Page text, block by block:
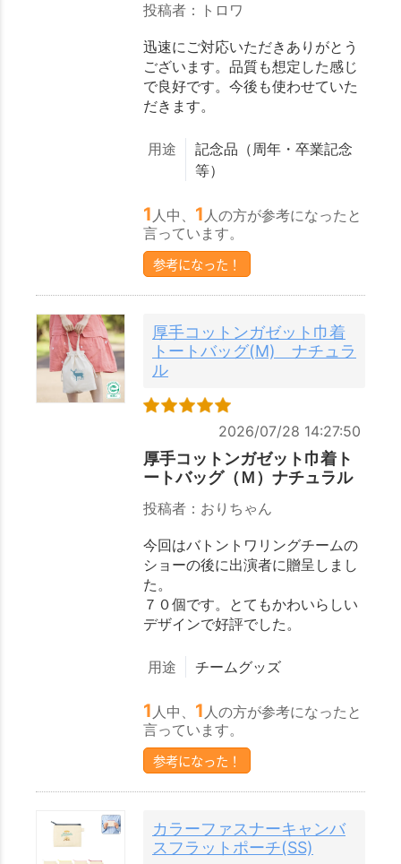
投稿者：トロワ
迅速にご対応いただきありがとう
ございます。品質も想定した感じ
で良好です。今後も使わせていた
だきます。
用途
記念品（周年・卒業記念
等）
1 人中、 1 人の方が参考になったと
言っています。
参考になった！
厚手コットンガゼット巾着
トートバッグ(M) ナチュラ
ル
2026/07/28 14:27:50
厚手コットンガゼット巾着ト
ートバッグ（Ｍ）ナチュラル
投稿者：おりちゃん
今回はバトントワリングチームの
ショーの後に出演者に贈呈しまし
た。
７０個です。とてもかわいらしい
デザインで好評でした。
用途 チームグッズ
1 人中、 1 人の方が参考になったと
言っています。
参考になった！
カラーファスナーキャンバ
スフラットポーチ(SS)